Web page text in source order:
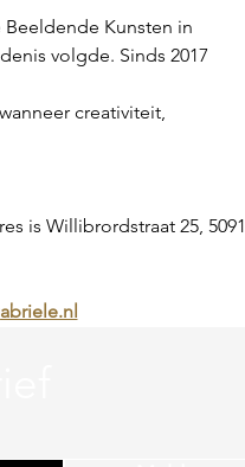
Kunsten in
volgde. Sinds 2017
creativiteit,
is Willibrordstraat 25, 5091